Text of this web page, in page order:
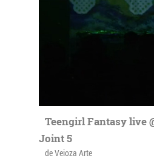
Teengirl Fantasy live
Joint 5
de Veioza Arte